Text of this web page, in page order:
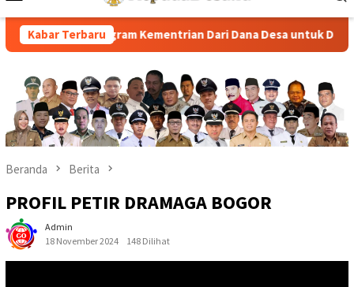
Mobile
Kabar Terbaru
Program Kementrian Dari Dana Desa untuk Desa Digital
Beranda Berita
PROFIL PETIR DRAMAGA BOGOR
Admin
18 November 2024
148 Dilihat